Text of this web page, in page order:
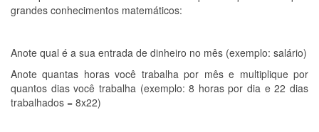
grandes conhecimentos matemáticos:
Anote qual é a sua entrada de dinheiro no mês (exemplo: salário)
Anote quantas horas você trabalha por mês e multiplique por
quantos dias você trabalha (exemplo: 8 horas por dia e 22 dias
trabalhados = 8x22)